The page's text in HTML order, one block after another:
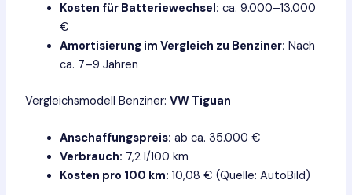
Kosten für Batteriewechsel: ca. 9.000–13.000
€
Amortisierung im Vergleich zu Benziner: Nach
ca. 7–9 Jahren
Vergleichsmodell Benziner: VW Tiguan
Anschaffungspreis: ab ca. 35.000 €
Verbrauch: 7,2 l/100 km
Kosten pro 100 km: 10,08 € (Quelle: AutoBild)